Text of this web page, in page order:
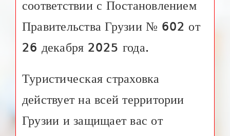
соответствии с Постановлением
Правительства Грузии № 602 от
26 декабря 2025 года.
Туристическая страховка
действует на всей территории
Грузии и защищает вас от